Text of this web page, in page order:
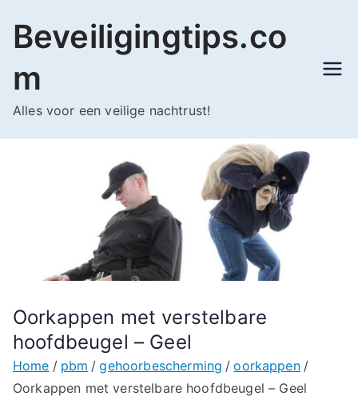
naar
inhoud
Beveiligingtips.co
m
Alles voor een veilige nachtrust!
Oorkappen met verstelbare
hoofdbeugel – Geel
Home pbm gehoorbescherming
oorkappen
Oorkappen met verstelbare hoofdbeugel – Geel